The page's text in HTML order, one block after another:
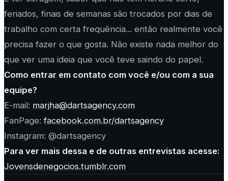
feriados, finais de semanas são trocados por dias de
trabalho com certa frequência... então realmente você
precisa fazer o que gosta. Não existe nada melhor do
que ver uma ideia que você teve saindo do papel.
Como entrar em contato com você e/ou com a sua
equipe?
E-mail: marjha@dartsagency.com
FanPage:facebook.com.br/dartsagency
Instagram: @dartsagency
Para ver mais dessa e de outras entrevistas acesse:
Jovensdenegocios.tumblr.com